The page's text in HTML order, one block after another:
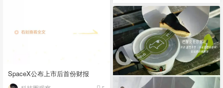
SpaceX公布上市后首份财报